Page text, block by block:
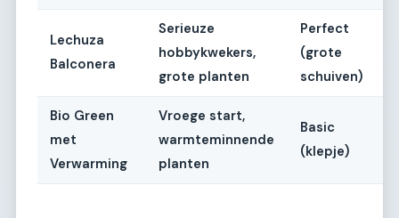
Lechuza
Balconera
Serieuze
hobbykwekers,
grote planten
Perfect
(grote
schuiven)
Bio Green
met
Verwarming
Vroege start,
warmteminnende
planten
Basic
(klepje)